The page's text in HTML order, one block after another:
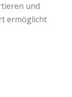
und
ermöglicht